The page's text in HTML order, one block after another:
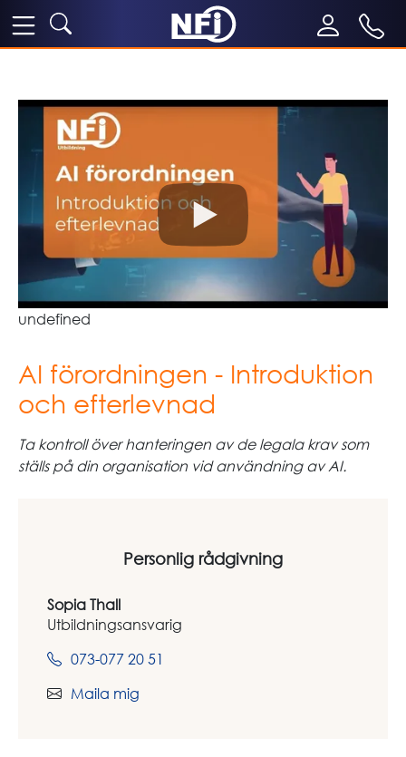
undefined
AI förordningen - Introduktion
och efterlevnad
Ta kontroll över hanteringen av de legala krav som
ställs på din organisation vid användning av AI.
Personlig rådgivning
Sopia Thall
Utbildningsansvarig
073-077 20 51
Maila mig